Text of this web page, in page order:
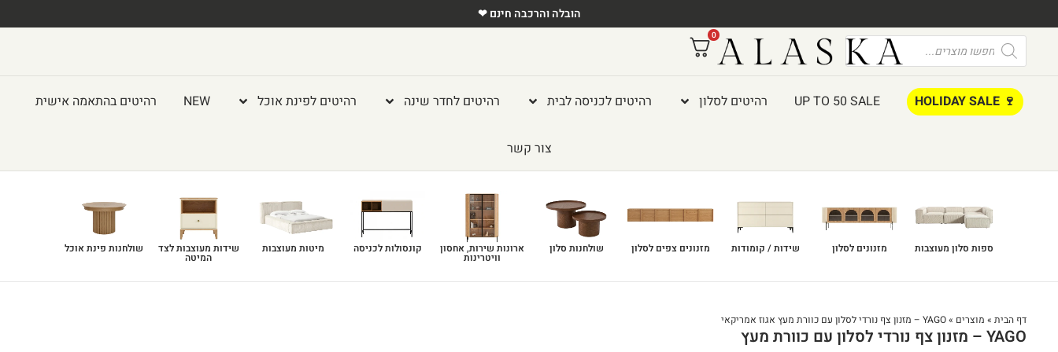
הובלה והרכבה חינם ❤
0
🍷 HOLIDAY SALE
UP TO 50 SALE רהיטים לסלון רהיטים לכניסה לבית רהיטים לחדר שינה רהיטים לפינת אוכל NEW רהיטים בהתאמה אישית
צור קשר
ספות סלון מעוצבות מזנונים לסלון שידות / קומודות מזנונים צפים לסלון שולחנות סלון ארונות שירות, אחסון
וויטרינות
קונסולות לכניסה מיטות מעוצבות שידות מעוצבות לצד
המיטה
שולחנות פינת אוכל
דף הבית » מוצרים »YAGO – מזנון צף נורדי לסלון עם כוורת מעץ אגוז אמריקאי
YAGO – מזנון צף נורדי לסלון עם כוורת מעץ